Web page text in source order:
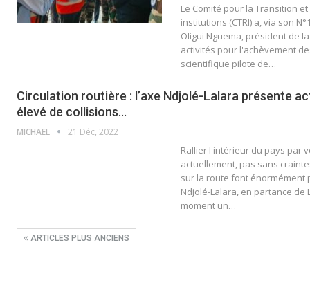
Le Comité pour la Transition
institutions (CTRI) a, via son
Oligui Nguema, président de
activités pour l'achèvement
scientifique pilote de…
Circulation routière : l’axe Ndjolé-Lalara présente
élevé de collisions…
MICHAEL 21 Déc, 2022
Rallier l'intérieur du pays par
actuellement, pas sans
sur la route font énormément
Ndjolé-Lalara, en partance
moment un…
ARTICLES PLUS ANCIENS